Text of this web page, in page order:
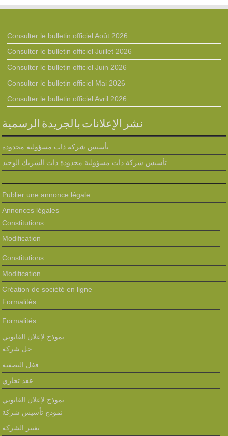
Consulter le bulletin officiel Août 2026
Consulter le bulletin officiel Juillet 2026
Consulter le bulletin officiel Juin 2026
Consulter le bulletin officiel Mai 2026
Consulter le bulletin officiel Avril 2026
نشر الإعلانات بالجريدة الرسمية
تأسيس شركة ذات مسؤولية محدودة
تأسيس شركة ذات مسؤولية محدودة ذات الشريك الوحيد
Publier une annonce légale
Annonces légales
Constitutions
Modification
Constitutions
Modification
Création de société en ligne
Formalités
Formalités
نموذج لإعلان القانوني
حل شركة
قفل التصفية
عقد تجاري
نموذج لإعلان القانوني
نمودج تأسيس شركة
تغيير الشركة